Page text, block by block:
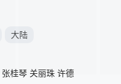
大陆
张桂琴 关丽珠 许德